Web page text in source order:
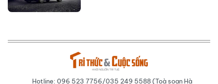
Hotline: 096 523 7756/035 249 5588 (Toà soạn Hà